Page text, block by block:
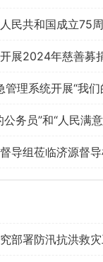
民共和国成立75
展2024年慈善募
理系统开展“我们
务员”和“人民满
导组莅临济源督
部署防汛抗洪救